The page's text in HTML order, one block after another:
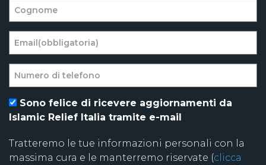
Sono felice di ricevere aggiornamenti da
Islamic Relief Italia tramite e-mail
Tratteremo le tue informazioni personali con la
massima cura e le manterremo riservate (clicca